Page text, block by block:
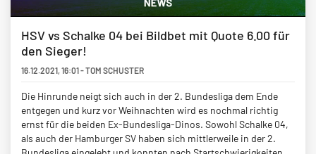
HSV vs Schalke 04 bei Bildbet mit Quote 6.00 für
den Sieger!
16.12.2021,16:01-TOM SCHUSTER
Die Hinrunde neigt sich auch in der 2. Bundesliga dem Ende
entgegen und kurz vor Weihnachten wird es nochmal richtig
ernst für die beiden Ex-Bundesliga-Dinos. Sowohl Schalke 04,
als auch der Hamburger SV haben sich mittlerweile in der 2.